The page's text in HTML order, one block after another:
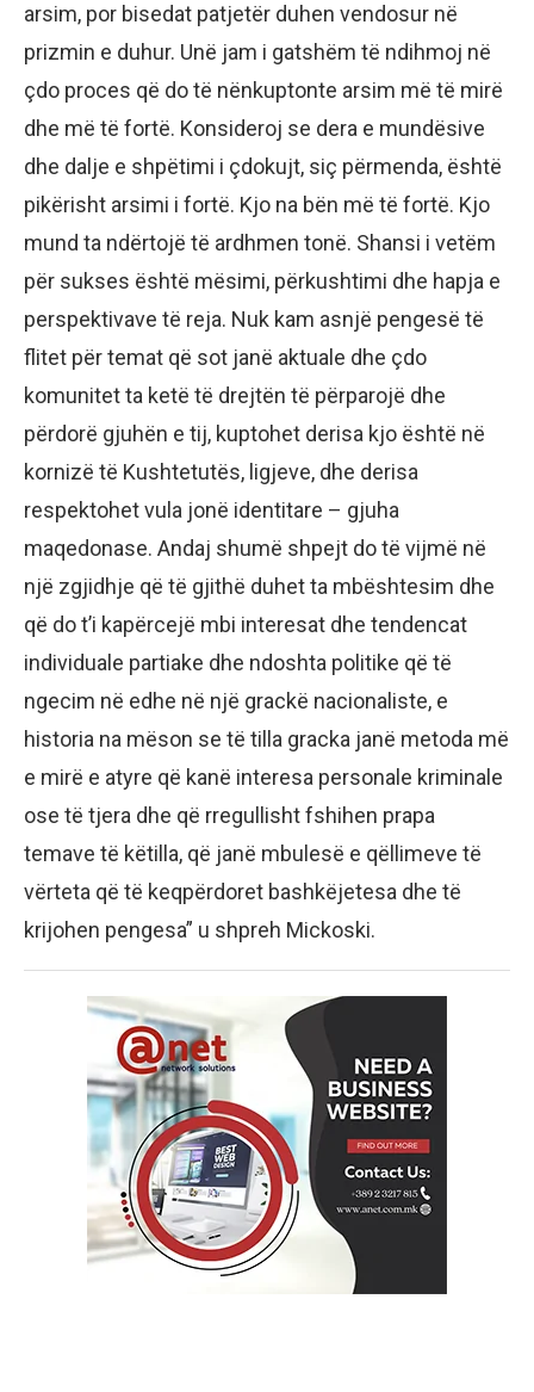
arsim, por bisedat patjetër duhen vendosur në
prizmin e duhur. Unë jam i gatshëm të ndihmoj në
çdo proces që do të nënkuptonte arsim më të mirë
dhe më të fortë. Konsideroj se dera e mundësive
dhe dalje e shpëtimi i çdokujt, siç përmenda, është
pikërisht arsimi i fortë. Kjo na bën më të fortë. Kjo
mund ta ndërtojë të ardhmen tonë. Shansi i vetëm
për sukses është mësimi, përkushtimi dhe hapja e
perspektivave të reja. Nuk kam asnjë pengesë të
flitet për temat që sot janë aktuale dhe çdo
komunitet ta ketë të drejtën të përparojë dhe
përdorë gjuhën e tij, kuptohet derisa kjo është në
kornizë të Kushtetutës, ligjeve, dhe derisa
respektohet vula jonë identitare – gjuha
maqedonase. Andaj shumë shpejt do të vijmë në
një zgjidhje që të gjithë duhet ta mbështesim dhe
që do t’i kapërcejë mbi interesat dhe tendencat
individuale partiake dhe ndoshta politike që të
ngecim në edhe në një grackë nacionaliste, e
historia na mëson se të tilla gracka janë metoda më
e mirë e atyre që kanë interesa personale kriminale
ose të tjera dhe që rregullisht fshihen prapa
temave të këtilla, që janë mbulesë e qëllimeve të
vërteta që të keqpërdoret bashkëjetesa dhe të
krijohen pengesa” u shpreh Mickoski.